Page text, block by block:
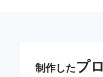
制作したプロ